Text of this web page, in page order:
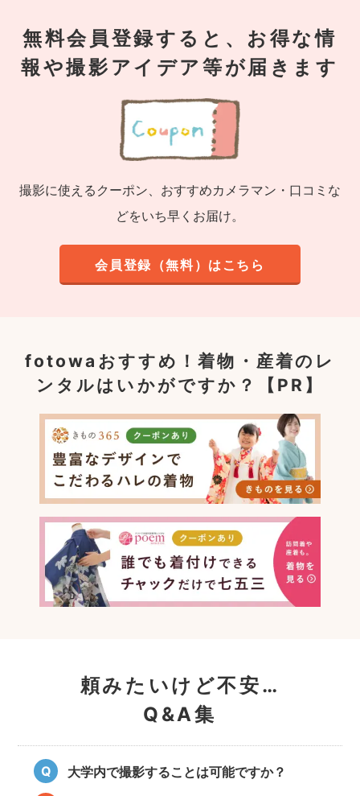
無料会員登録すると、お得な情
報や撮影アイデア等が届きます
撮影に使えるクーポン、おすすめカメラマン・口コミな
どをいち早くお届け。
会員登録（無料）はこちら
fotowaおすすめ！着物・産着のレ
ンタルはいかがですか？【PR】
頼みたいけど不安…
Q&A集
大学内で撮影することは可能ですか？